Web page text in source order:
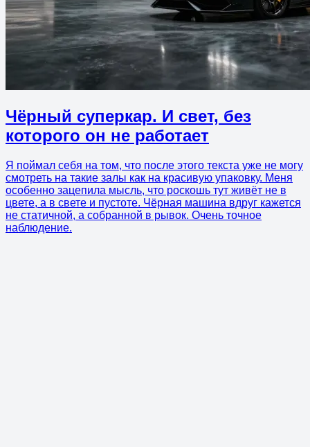
Чёрный суперкар. И свет, без
которого он не работает
Я поймал себя на том, что после этого текста уже не могу
смотреть на такие залы как на красивую упаковку. Меня
особенно зацепила мысль, что роскошь тут живёт не в
цвете, а в свете и пустоте. Чёрная машина вдруг кажется
не статичной, а собранной в рывок. Очень точное
наблюдение.